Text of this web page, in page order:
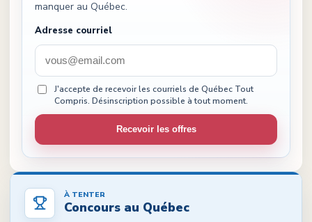
manquer au Québec.
Adresse courriel
J'accepte de recevoir les courriels de Québec Tout
Compris. Désinscription possible à tout moment.
Recevoir les offres
À TENTER
Concours au Québec